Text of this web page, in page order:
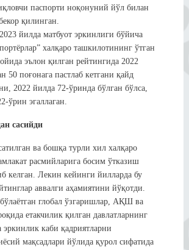
паспорти ноқонуний йўл билан
қилинган.
йилда матбуот эркинлиги бўйича
халқаро ташкилотининг ўтган
эълон қилган рейтингида 2022
50 поғонага пастлаб кетгани қайд
2022 йилда 72-ўринда бўлган бўлса,
ўрин эгаллаган.
сасийди
ва бошқа турли хил халқаро
расмийларига босим ўтказиш
келган. Лекин кейинги йилларда бу
аввалги аҳамиятини йўқотди.
глобал ўзгаришлар, АҚШ ва
етакчилик қилган давлатларнинг
эркинлик каби қадриятларни
мақсадлари йўлида қурол сифатида